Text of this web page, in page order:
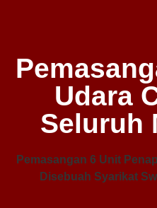
Udara
Seluruh
Pemasangan 6 Unit
Disebuah Syarikat